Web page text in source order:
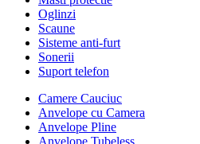
Oglinzi
Scaune
Sisteme anti-furt
Sonerii
Suport telefon
Camere Cauciuc
Anvelope cu Camera
Anvelope Pline
Anvelope Tubeless